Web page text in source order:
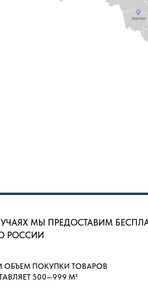
МЫ ПРЕДОСТАВИМ
РОССИИ
ОБЪЕМ ПОКУПКИ ТОВАРОВ
500—999 М²